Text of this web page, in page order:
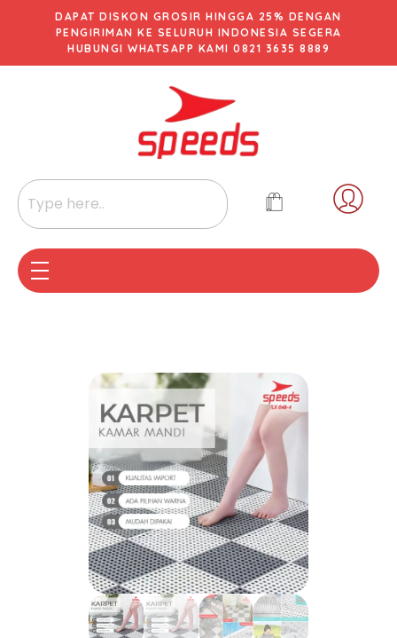
DAPAT DISKON GROSIR HINGGA 25% DENGAN
PENGIRIMAN KE SELURUH INDONESIA SEGERA
HUBUNGI WHATSAPP KAMI 0821 3635 8889